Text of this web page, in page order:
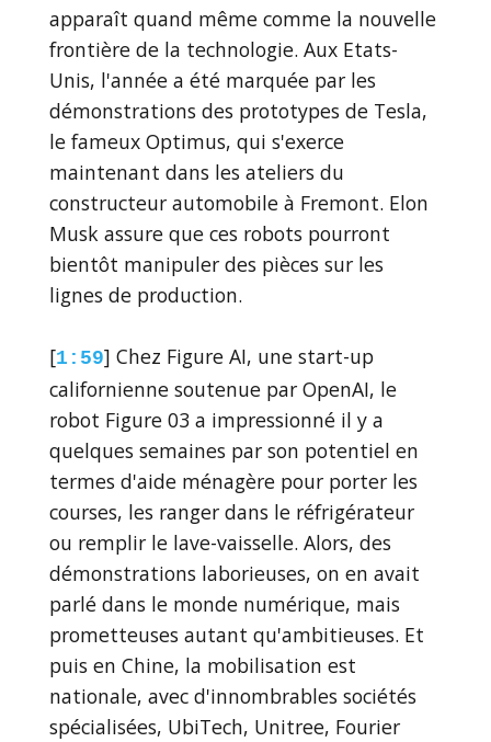
apparaît quand même comme la nouvelle
frontière de la technologie. Aux Etats-
Unis, l'année a été marquée par les
démonstrations des prototypes de Tesla,
le fameux Optimus, qui s'exerce
maintenant dans les ateliers du
constructeur automobile à Fremont. Elon
Musk assure que ces robots pourront
bientôt manipuler des pièces sur les
lignes de production.
[1:59] Chez Figure AI, une start-up
californienne soutenue par OpenAI, le
robot Figure 03 a impressionné il y a
quelques semaines par son potentiel en
termes d'aide ménagère pour porter les
courses, les ranger dans le réfrigérateur
ou remplir le lave-vaisselle. Alors, des
démonstrations laborieuses, on en avait
parlé dans le monde numérique, mais
prometteuses autant qu'ambitieuses. Et
puis en Chine, la mobilisation est
nationale, avec d'innombrables sociétés
spécialisées, UbiTech, Unitree, Fourier